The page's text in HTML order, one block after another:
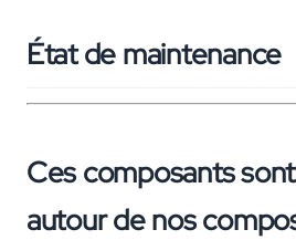
État de maintenance
Ces composants
autour de nos